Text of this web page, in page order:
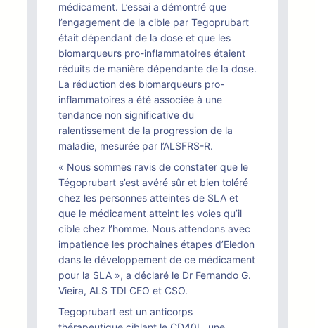
médicament. L’essai a démontré que
l’engagement de la cible par Tegoprubart
était dépendant de la dose et que les
biomarqueurs pro-inflammatoires étaient
réduits de manière dépendante de la dose.
La réduction des biomarqueurs pro-
inflammatoires a été associée à une
tendance non significative du
ralentissement de la progression de la
maladie, mesurée par l’ALSFRS-R.
« Nous sommes ravis de constater que le
Tégoprubart s’est avéré sûr et bien toléré
chez les personnes atteintes de SLA et
que le médicament atteint les voies qu’il
cible chez l’homme. Nous attendons avec
impatience les prochaines étapes d’Eledon
dans le développement de ce médicament
pour la SLA », a déclaré le Dr Fernando G.
Vieira, ALS TDI CEO et CSO.
Tegoprubart est un anticorps